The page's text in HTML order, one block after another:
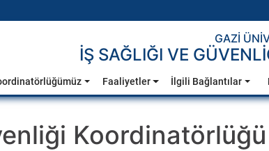
GAZİ
İŞ SAĞLIĞI VE
Faaliyetler İlgili Bağlantılar